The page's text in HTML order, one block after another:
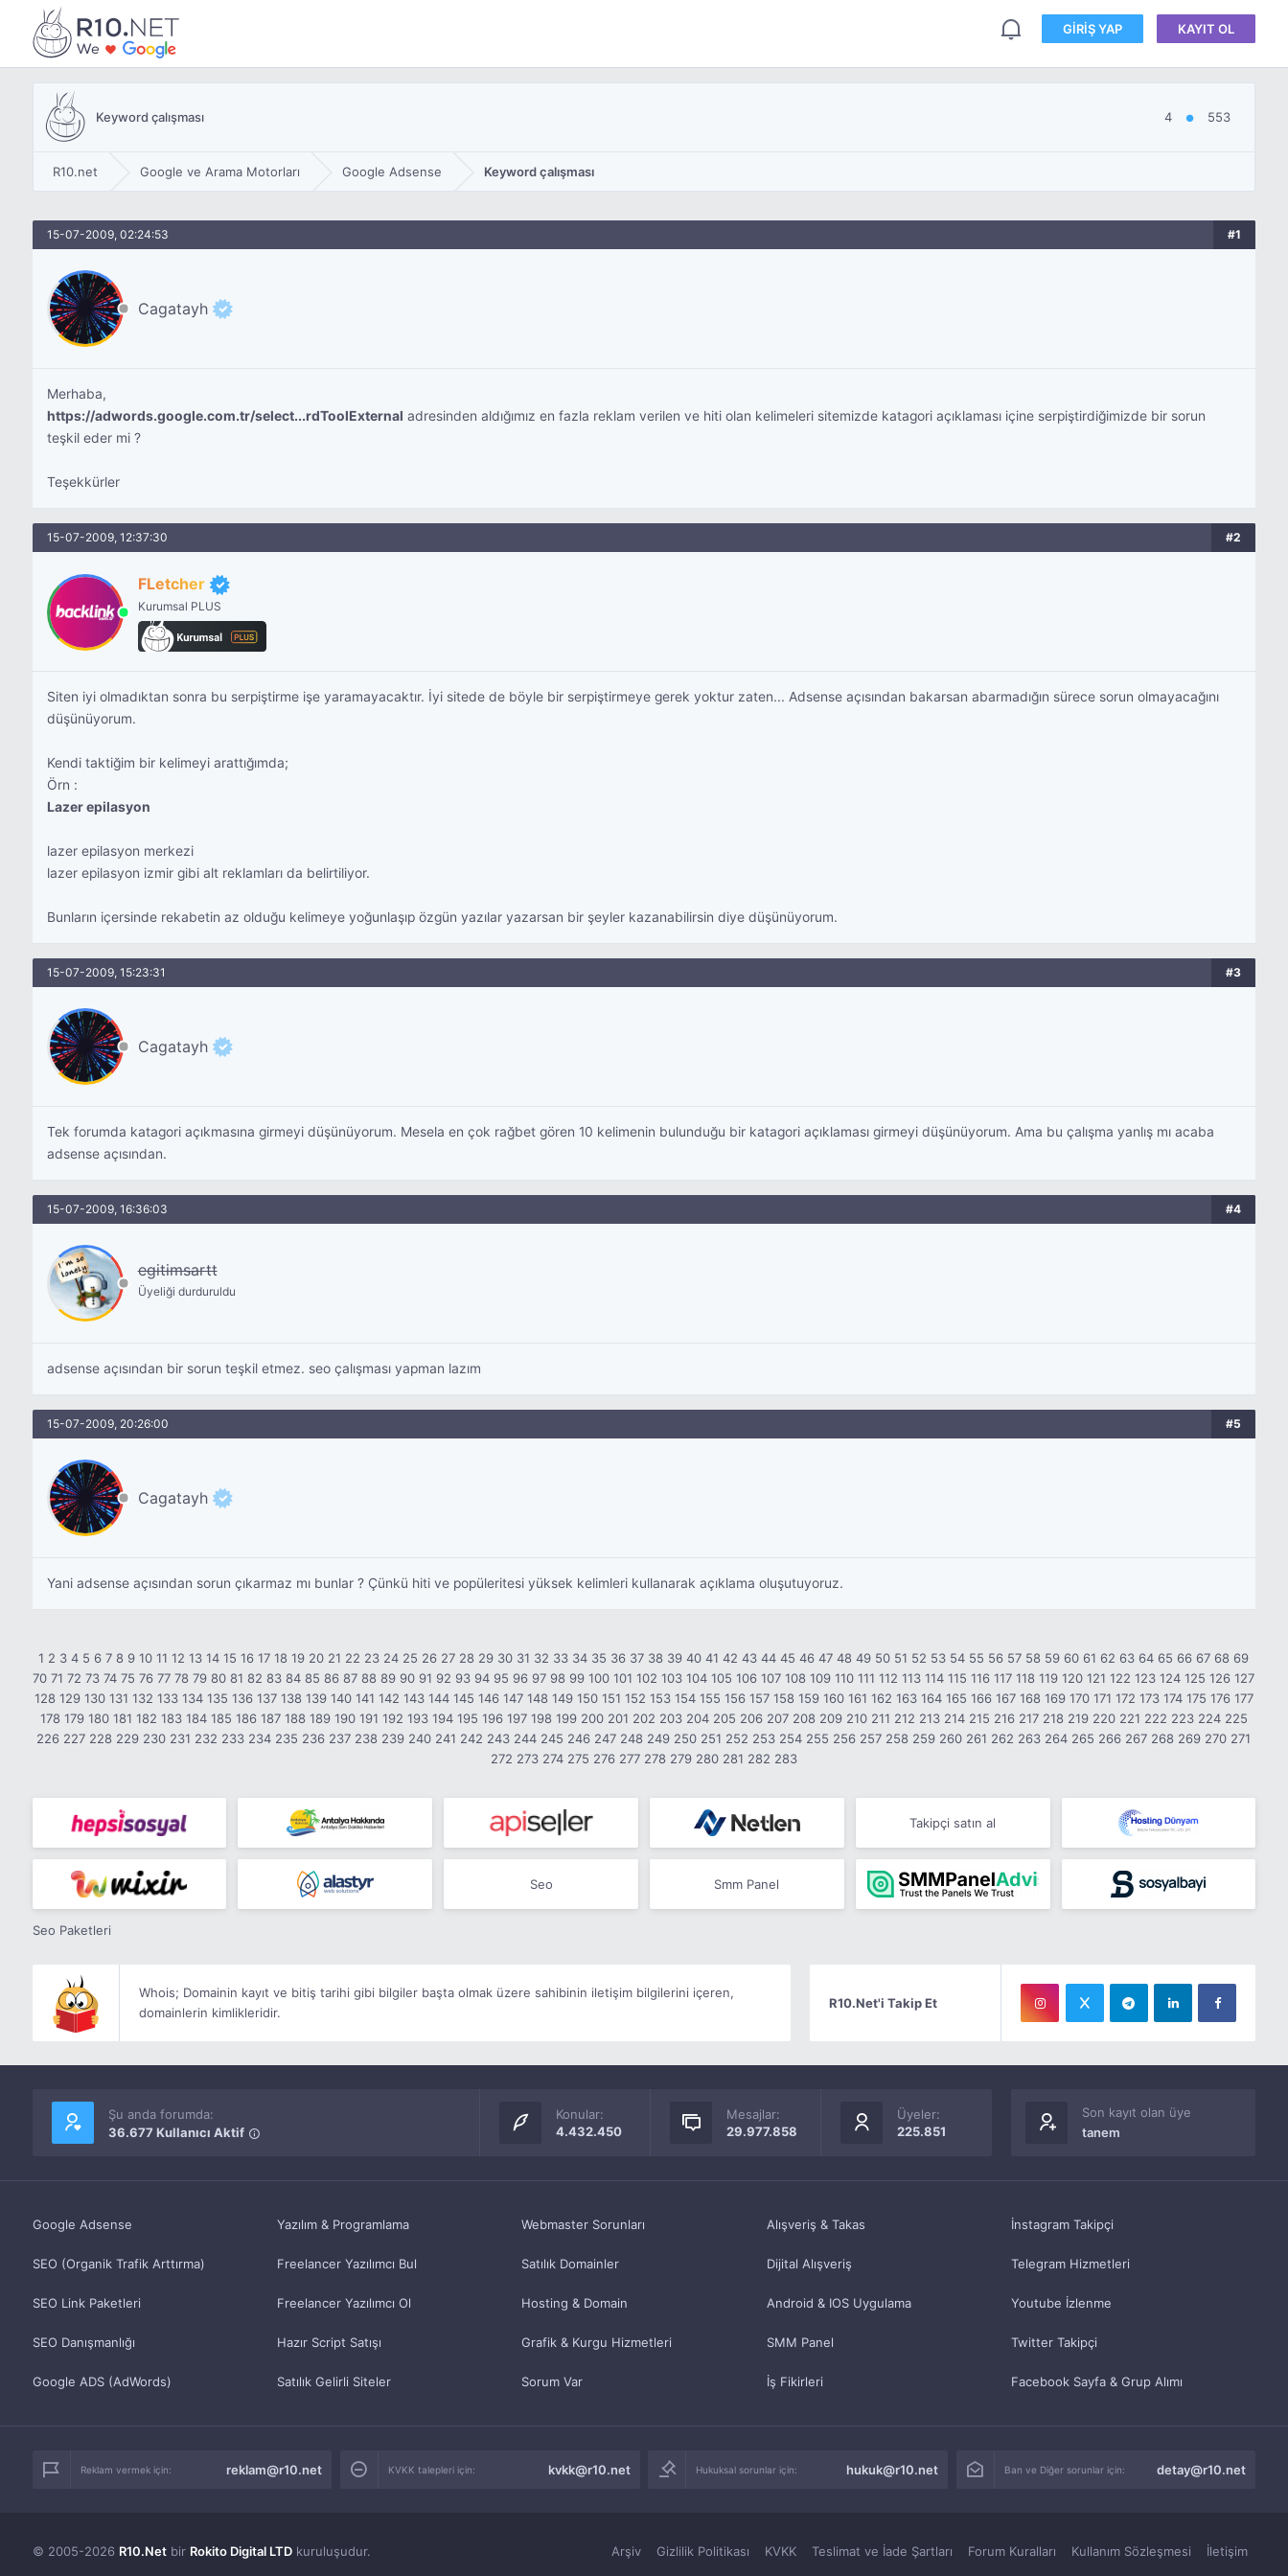
GIRIŞ YAP KAYIT OL
Keyword çalışması 4 ● 553
R10.net Google ve Arama Motorları Google Adsense Keyword çalışması
15-07-2009, 02:24:53 #1
Cagatayh
Merhaba,
https://adwords.google.com.tr/select...rdToolExternal adresinden aldığımız en fazla reklam verilen ve hiti olan kelimeleri sitemizde katagori açıklaması içine serpiştirdiğimizde bir sorun
teşkil eder mi ?
Teşekkürler
15-07-2009, 12:37:30 #2
FLetcher
Kurumsal PLUS
Siten iyi olmadıktan sonra bu serpiştirme işe yaramayacaktır. İyi sitede de böyle bir serpiştirmeye gerek yoktur zaten... Adsense açısından bakarsan abarmadığın sürece sorun olmayacağını
düşünüyorum.
Kendi taktiğim bir kelimeyi arattığımda;
Örn :
Lazer epilasyon
lazer epilasyon merkezi
lazer epilasyon izmir gibi alt reklamları da belirtiliyor.
Bunların içersinde rekabetin az olduğu kelimeye yoğunlaşıp özgün yazılar yazarsan bir şeyler kazanabilirsin diye düşünüyorum.
15-07-2009, 15:23:31 #3
Cagatayh
Tek forumda katagori açıkmasına girmeyi düşünüyorum. Mesela en çok rağbet gören 10 kelimenin bulunduğu bir katagori açıklaması girmeyi düşünüyorum. Ama bu çalışma yanlış mı acaba
adsense açısından.
15-07-2009, 16:36:03 #4
egitimsartt
Üyeliği durduruldu
adsense açısından bir sorun teşkil etmez. seo çalışması yapman lazım
15-07-2009, 20:26:00 #5
Cagatayh
Yani adsense açısından sorun çıkarmaz mı bunlar ? Çünkü hiti ve popüleritesi yüksek kelimleri kullanarak açıklama oluşutuyoruz.
1 2 3 4 5 6 7 8 9 10 11 12 13 14 15 16 17 18 19 20 21 22 23 24 25 26 27 28 29 30 31 32 33 34 35 36 37 38 39 40 41 42 43 44 45 46 47 48 49 50 51 52 53 54 55 56 57 58 59 60 61 62 63 64 65 66 67 68 69
70 71 72 73 74 75 76 77 78 79 80 81 82 83 84 85 86 87 88 89 90 91 92 93 94 95 96 97 98 99 100 101 102 103 104 105 106 107 108 109 110 111 112 113 114 115 116 117 118 119 120 121 122 123 124 125 126 127
128 129 130 131 132 133 134 135 136 137 138 139 140 141 142 143 144 145 146 147 148 149 150 151 152 153 154 155 156 157 158 159 160 161 162 163 164 165 166 167 168 169 170 171 172 173 174 175 176 177
178 179 180 181 182 183 184 185 186 187 188 189 190 191 192 193 194 195 196 197 198 199 200 201 202 203 204 205 206 207 208 209 210 211 212 213 214 215 216 217 218 219 220 221 222 223 224 225
226 227 228 229 230 231 232 233 234 235 236 237 238 239 240 241 242 243 244 245 246 247 248 249 250 251 252 253 254 255 256 257 258 259 260 261 262 263 264 265 266 267 268 269 270 271
272 273 274 275 276 277 278 279 280 281 282 283
Takipçi satın al
Seo Smm Panel
Seo Paketleri
Whois; Domainin kayıt ve bitiş tarihi gibi bilgiler başta olmak üzere sahibinin iletişim bilgilerini içeren,
domainlerin kimlikleridir.
R10.Net'i Takip Et
Şu anda forumda:
36.677 Kullanıcı Aktif
Konular:
4.432.450
Mesajlar:
29.977.858
Üyeler:
225.851
Son kayıt olan üye
tanem
Google Adsense
SEO (Organik Trafik Arttırma)
SEO Link Paketleri
SEO Danışmanlığı
Google ADS (AdWords)
Yazılım & Programlama
Freelancer Yazılımcı Bul
Freelancer Yazılımcı Ol
Hazır Script Satışı
Satılık Gelirli Siteler
Webmaster Sorunları
Satılık Domainler
Hosting & Domain
Grafik & Kurgu Hizmetleri
Sorum Var
Alışveriş & Takas
Dijital Alışveriş
Android & IOS Uygulama
SMM Panel
İş Fikirleri
İnstagram Takipçi
Telegram Hizmetleri
Youtube İzlenme
Twitter Takipçi
Facebook Sayfa & Grup Alımı
Reklam vermek için: reklam@r10.net KVKK talepleri için: kvkk@r10.net Hukuksal sorunlar için: hukuk@r10.net Ban ve Diğer sorunlar için: detay@r10.net
© 2005-2026 R10.Netbir Rokito Digital LTDkuruluşudur. Arşiv Gizlilik Politikası KVKK Teslimat ve İade Şartları Forum Kuralları Kullanım Sözleşmesi İletişim